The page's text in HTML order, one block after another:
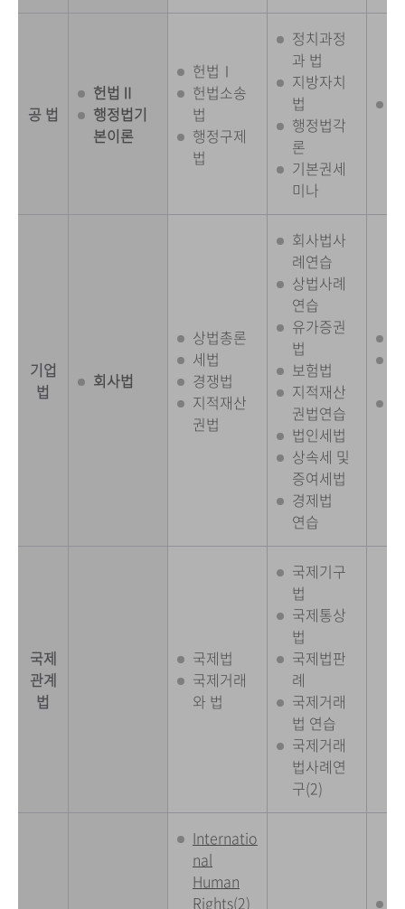
공 법
헌법Ⅱ
행정법기
본이론
헌법Ⅰ
헌법소송
법
행정구제
법
정치과정
과 법
지방자치
법
행정법각
론
기본권세
미나
기업
법
회사법
상법총론
세법
경쟁법
지적재산
권법
회사법사
례연습
상법사례
연습
유가증권
법
보험법
지적재산
권법연습
법인세법
상속세 및
증여세법
경제법
연습
국제
관계
법
국제법
국제거래
와 법
국제기구
법
국제통상
법
국제법판
례
국제거래
법 연습
국제거래
법사례연
구(2)
Internatio
nal
Human
Rights(2)